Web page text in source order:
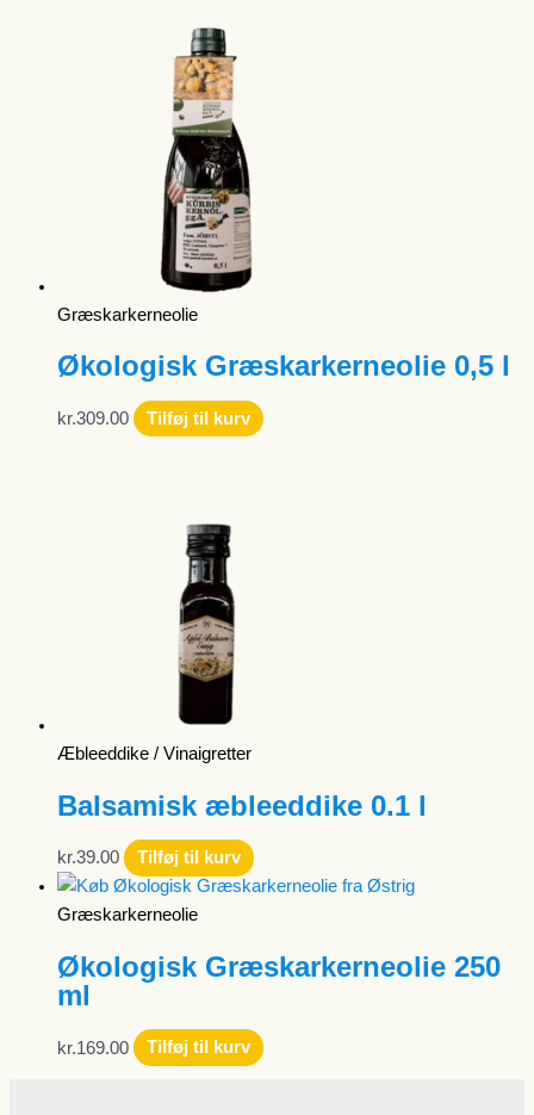
Græskarkerneolie
Økologisk Græskarkerneolie 0,5 l
kr.309.00 Tilføj til kurv
Æbleeddike / Vinaigretter
Balsamisk æbleeddike 0.1 l
kr.39.00 Tilføj til kurv
Græskarkerneolie
Økologisk Græskarkerneolie 250
ml
kr.169.00 Tilføj til kurv